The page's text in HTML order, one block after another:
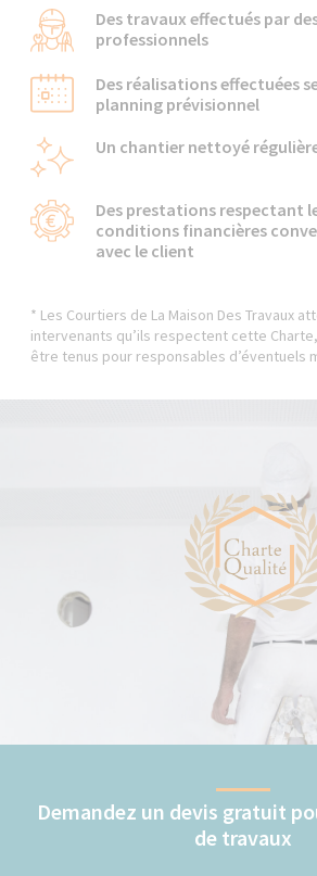
Des travaux effectués par
professionnels
Des réalisations effectuées
planning prévisionnel
Un chantier nettoyé
Des prestations respectant
conditions financières
avec le client
* Les Courtiers de La Maison Des Travaux
intervenants qu’ils respectent cette
être tenus pour responsables d’éventuels
Demandez un devis gratuit
de travaux